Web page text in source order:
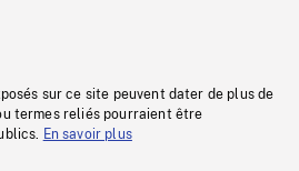
sur ce site peuvent dater de plus de
termes reliés pourraient être
En savoir plus